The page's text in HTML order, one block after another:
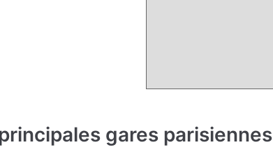
gares parisiennes